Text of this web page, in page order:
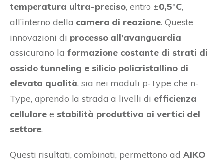
temperatura ultra-preciso, entro ±0,5°C,
all’interno della camera di reazione. Queste
innovazioni di processo all’avanguardia
assicurano la formazione costante di strati di
ossido tunneling e silicio policristallino di
elevata qualità, sia nei moduli p-Type che n-
Type, aprendo la strada a livelli di efficienza
cellulare e stabilità produttiva ai vertici del
settore.
Questi risultati, combinati, permettono ad AIKO